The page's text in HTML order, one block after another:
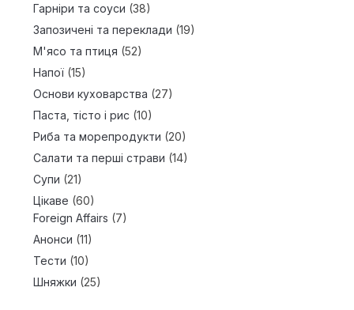
Гарніри та соуси (38)
Запозичені та переклади (19)
М'ясо та птиця (52)
Напої(15)
Основи куховарства (27)
Паста, тісто і рис (10)
Риба та морепродукти (20)
Салати та перші страви (14)
Супи (21)
Цікаве (60)
Foreign Affairs (7)
Анонси (11)
Тести (10)
Шняжки (25)